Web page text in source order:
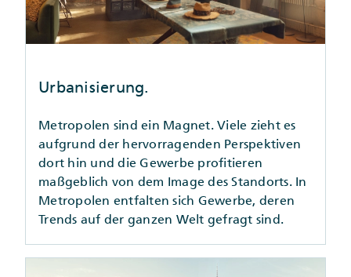
Urbanisierung.
Metropolen sind ein Magnet. Viele zieht es
aufgrund der hervorragenden Perspektiven
dort hin und die Gewerbe profitieren
maßgeblich von dem Image des Standorts. In
Metropolen entfalten sich Gewerbe, deren
Trends auf der ganzen Welt gefragt sind.